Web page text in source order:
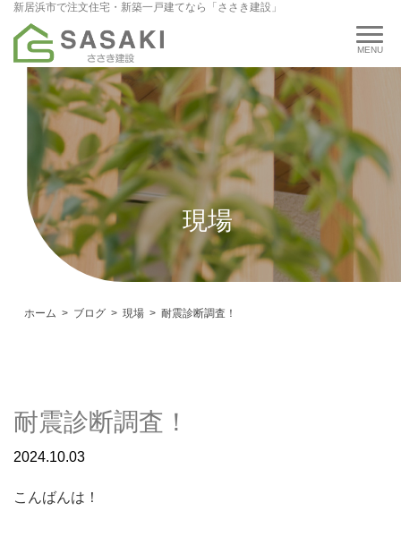
新居浜市で注文住宅・新築一戸建てなら「ささき建設」
現場
ホーム ブログ 現場 耐震診断調査！
耐震診断調査！
2024.10.03
こんばんは！